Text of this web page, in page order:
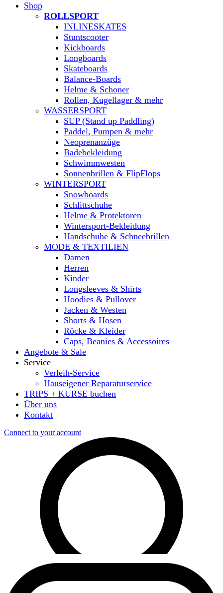
Shop
ROLLSPORT
INLINESKATES
Stuntscooter
Kickboards
Longboards
Skateboards
Balance-Boards
Helme & Schoner
Rollen, Kugellager & mehr
WASSERSPORT
SUP (Stand up Paddling)
Paddel, Pumpen & mehr
Neoprenanzüge
Badebekleidung
Schwimmwesten
Sonnenbrillen & FlipFlops
WINTERSPORT
Snowboards
Schlittschuhe
Helme & Protektoren
Wintersport-Bekleidung
Handschuhe & Schneebrillen
MODE & TEXTILIEN
Damen
Herren
Kinder
Longsleeves & Shirts
Hoodies & Pullover
Jacken & Westen
Shorts & Hosen
Röcke & Kleider
Caps, Beanies & Accessoires
Angebote & Sale
Service
Verleih-Service
Hauseigener Reparaturservice
TRIPS + KURSE buchen
Über uns
Kontakt
Connect to your account